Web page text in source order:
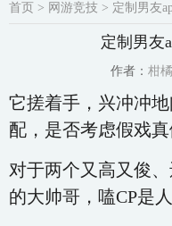
首页 > 网游竞技 > 定制男友
定制男友
作者： 柑
它搓着手，兴冲冲
配，是否考虑假戏
对于两个又高又俊
的大帅哥，嗑CP是人